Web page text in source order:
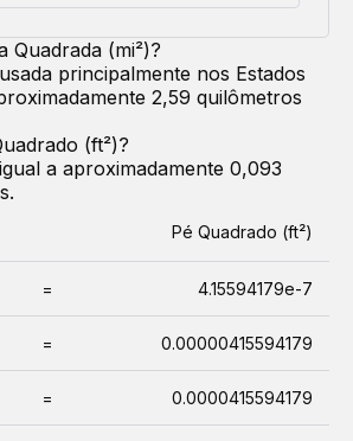
Quadrada (mi²)?
principalmente nos Estados
2,59 quilômetros
(ft²)?
a aproximadamente 0,093
Pé Quadrado (ft²)
= 4.15594179e-7
= 0.00000415594179
= 0.0000415594179